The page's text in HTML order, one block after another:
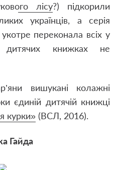
лісу?) підкорили
українців, а серія
переконала всіх у
книжках не
вишукані колажні
єдиній дитячій книжці
курки» (ВСЛ, 2016).
Гайда